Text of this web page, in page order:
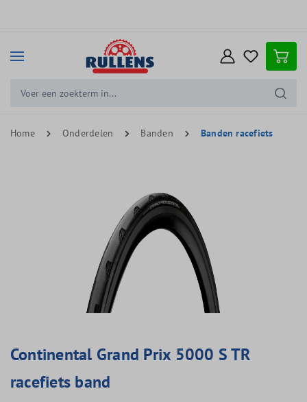
Home Onderdelen Banden Banden racefiets
Continental Grand Prix 5000 S TR
racefiets band